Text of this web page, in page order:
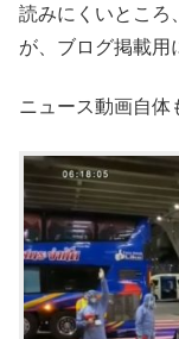
読みにくいところ
が、ブログ掲載用
ニュース動画自体